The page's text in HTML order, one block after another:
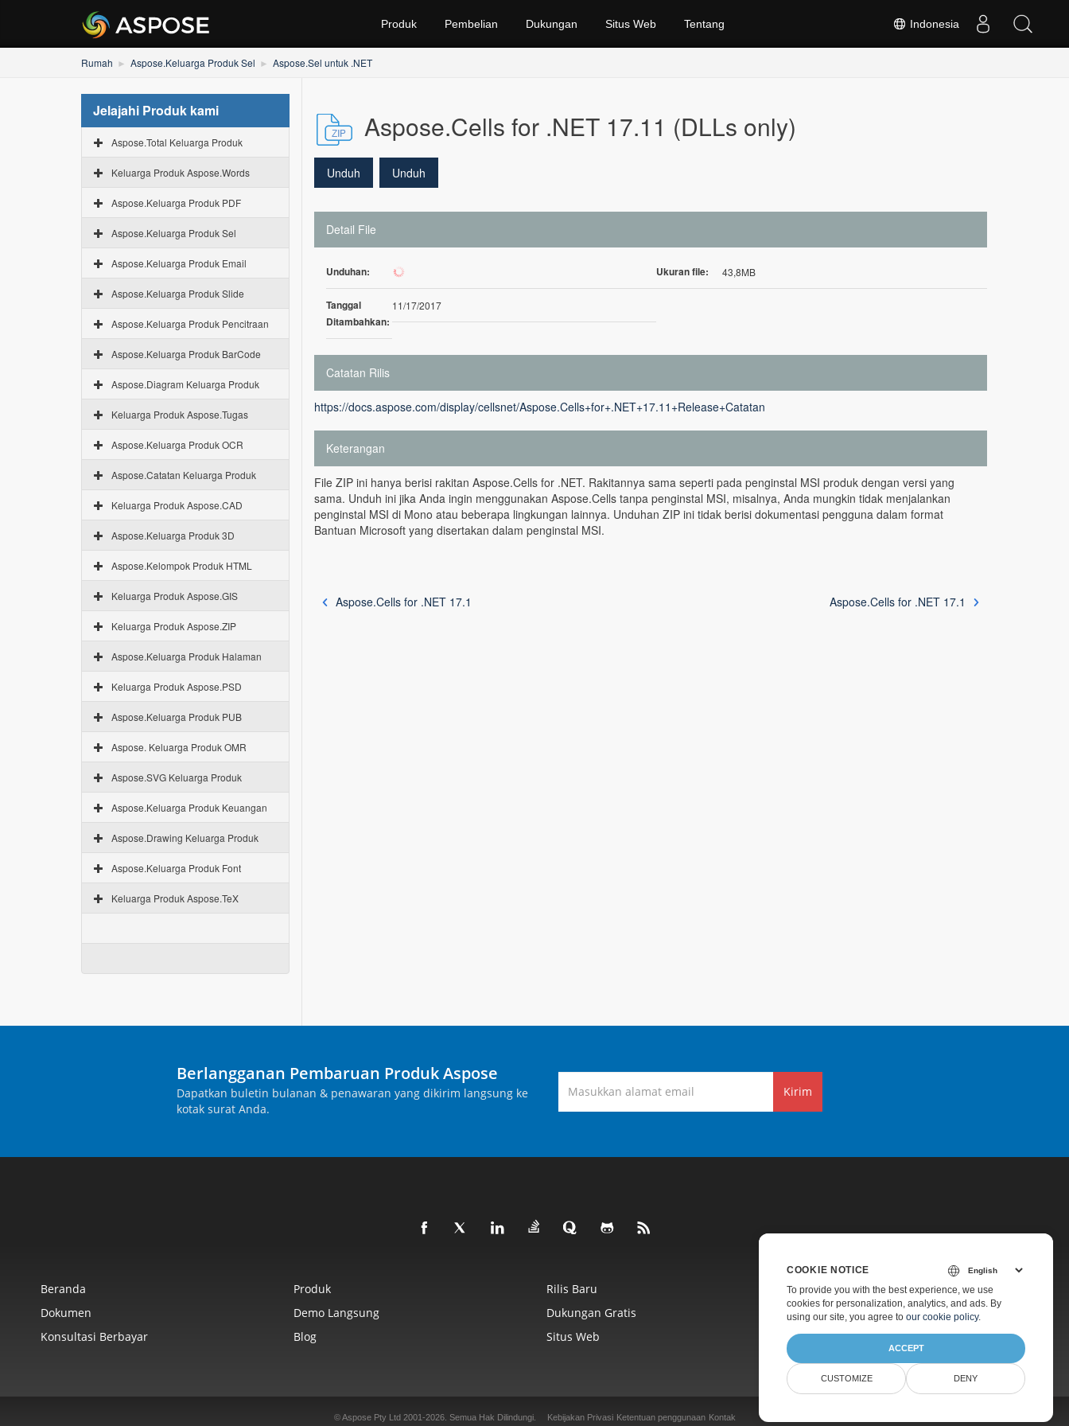
Indonesia
Produk Pembelian Dukungan Situs Web Tentang
Rumah Aspose.Keluarga Produk Sel Aspose.Sel untuk .NET
Jelajahi Produk kami
Aspose.Total Keluarga Produk
Keluarga Produk Aspose.Words
Aspose.Keluarga Produk PDF
Aspose.Keluarga Produk Sel
Aspose.Keluarga Produk Email
Aspose.Keluarga Produk Slide
Aspose.Keluarga Produk Pencitraan
Aspose.Keluarga Produk BarCode
Aspose.Diagram Keluarga Produk
Keluarga Produk Aspose.Tugas
Aspose.Keluarga Produk OCR
Aspose.Catatan Keluarga Produk
Keluarga Produk Aspose.CAD
Aspose.Keluarga Produk 3D
Aspose.Kelompok Produk HTML
Keluarga Produk Aspose.GIS
Keluarga Produk Aspose.ZIP
Aspose.Keluarga Produk Halaman
Keluarga Produk Aspose.PSD
Aspose.Keluarga Produk PUB
Aspose. Keluarga Produk OMR
Aspose.SVG Keluarga Produk
Aspose.Keluarga Produk Keuangan
Aspose.Drawing Keluarga Produk
Aspose.Keluarga Produk Font
Keluarga Produk Aspose.TeX
Aspose.Cells for .NET 17.11 (DLLs only)
Unduh Unduh
Detail File
Unduhan: 234 Ukuran file: 43,8MB
Tanggal
Ditambahkan:
11/17/2017
Catatan Rilis
https://docs.aspose.com/display/cellsnet/Aspose.Cells+for+.NET+17.11+Release+Catatan
Keterangan
File ZIP ini hanya berisi rakitan Aspose.Cells for .NET. Rakitannya sama seperti pada penginstal MSI produk dengan versi yang
sama. Unduh ini jika Anda ingin menggunakan Aspose.Cells tanpa penginstal MSI, misalnya, Anda mungkin tidak menjalankan
penginstal MSI di Mono atau beberapa lingkungan lainnya. Unduhan ZIP ini tidak berisi dokumentasi pengguna dalam format
Bantuan Microsoft yang disertakan dalam penginstal MSI.
Aspose.Cells for .NET 17.1 Aspose.Cells for .NET 17.1
Berlangganan Pembaruan Produk Aspose
Dapatkan buletin bulanan & penawaran yang dikirim langsung ke
kotak surat Anda.
Kirim
Beranda Produk Rilis Baru
Harga
Dokumen
Demo Langsung Dukungan Gratis
Dukungan Berbayar
Konsultasi Berbayar
Blog Situs Web Tentang
© Aspose Pty Ltd 2001-2026. Semua Hak Dilindungi. Kebijakan Privasi Ketentuan penggunaan Kontak
COOKIE NOTICE
To provide you with the best experience, we use
cookies for personalization, analytics, and ads. By
using our site, you agree to our cookie policy.
ACCEPT
CUSTOMIZE DENY